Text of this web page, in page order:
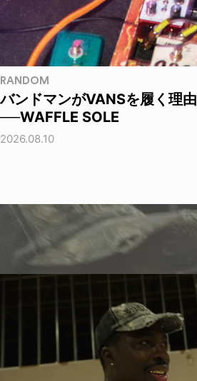
RANDOM
バンドマンがVANSを履く理由
──WAFFLE SOLE
2026.08.10